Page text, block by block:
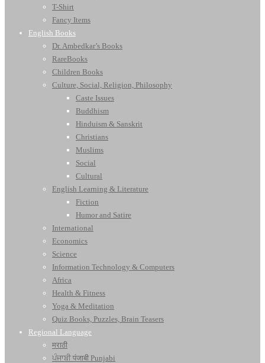
T-Shirt
Fancy Items
English Books
Dr. Ambedkar’s Books
RareBooks
Children Books
Culture, Social, Religion, Philosophy
Caste Issues
Buddhism
Hinduism & Sanskrit
Christians
Muslims
Social
Cultural
English Learning & Literature
Fiction
Humor and Satire
International
Economics
Science
Information Technology & Computers
Africa
Health & Fitness
Yoga & Meditation
Quiz Books, Puzzles, Brain Teasers
Regional Language
मराठी
ਪੰਜਾਬੀ पंजाबी Punjabi